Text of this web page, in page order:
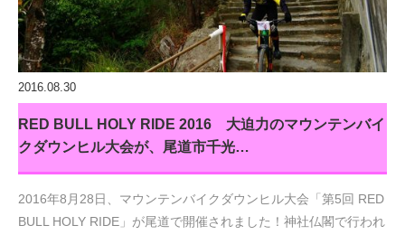
2016.08.30
RED BULL HOLY RIDE 2016 大迫力のマウンテンバイ
クダウンヒル大会が、尾道市千光…
2016年8月28日、マウンテンバイクダウンヒル大会「第5回 RED
BULL HOLY RIDE」が尾道で開催されました！神社仏閣で行われ